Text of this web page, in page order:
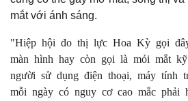
mắt với ánh sáng.
"Hiệp hội đo thị lực Hoa Kỳ gọi
màn hình hay còn gọi là mỏi mắt
người sử dụng điện thoại, máy tính
mỗi ngày có nguy cơ cao mắc phải